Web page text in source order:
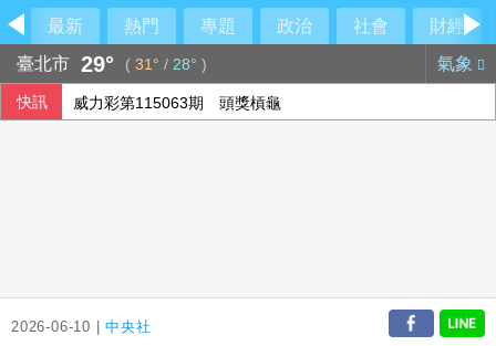
最新 熱門 專題 政治 社會
財經
臺北市 29° ( 31° / 28° ) 氣象
快訊 威力彩第115063期 頭獎槓龜
2026-06-10 |中央社